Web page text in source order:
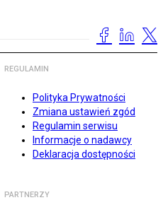
REGULAMIN
Polityka Prywatności
Zmiana ustawień zgód
Regulamin serwisu
Informacje o nadawcy
Deklaracja dostępności
PARTNERZY